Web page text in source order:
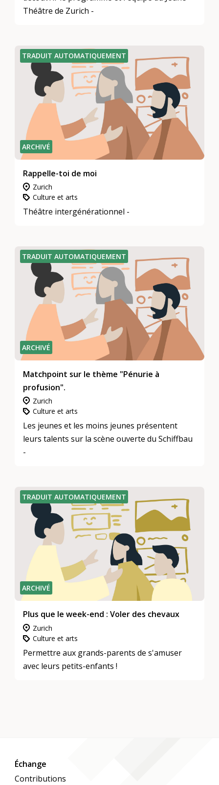
Théâtre de Zurich -
ARCHIVÉ
TRADUIT AUTOMATIQUEMENT
Rappelle-toi de moi
Zurich
Culture et arts
Théâtre intergénérationnel -
ARCHIVÉ
TRADUIT AUTOMATIQUEMENT
Matchpoint sur le thème "Pénurie à
profusion".
Zurich
Culture et arts
Les jeunes et les moins jeunes présentent
leurs talents sur la scène ouverte du Schiffbau
-
ARCHIVÉ
TRADUIT AUTOMATIQUEMENT
Plus que le week-end : Voler des chevaux
Zurich
Culture et arts
Permettre aux grands-parents de s'amuser
avec leurs petits-enfants !
Échange
Contributions